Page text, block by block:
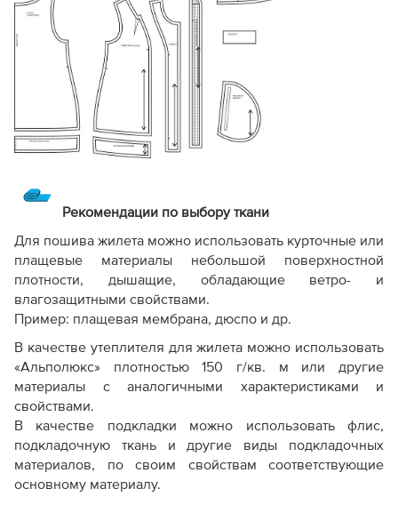
Рекомендации по выбору ткани
Для пошива жилета можно использовать курточные или
плащевые материалы небольшой поверхностной
плотности, дышащие, обладающие ветро- и
влагозащитными свойствами.
Пример: плащевая мембрана, дюспо и др.
В качестве утеплителя для жилета можно использовать
«Альполюкс» плотностью 150 г/кв. м или другие
материалы с аналогичными характеристиками и
свойствами.
В качестве подкладки можно использовать флис,
подкладочную ткань и другие виды подкладочных
материалов, по своим свойствам соответствующие
основному материалу.